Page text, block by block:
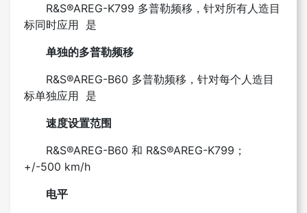
R&S®AREG-K799 多普勒频移，针对所有人造目
标同时应用 是
单独的多普勒频移
R&S®AREG-B60 多普勒频移，针对每个人造目
标单独应用 是
速度设置范围
R&S®AREG-B60 和 R&S®AREG-K799；
+/-500 km/h
电平